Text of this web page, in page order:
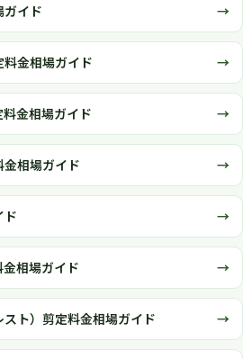
ガイド
料金相場ガイド
金相場ガイド
相場ガイド
ド
相場ガイド
ト）剪定料金相場ガイド